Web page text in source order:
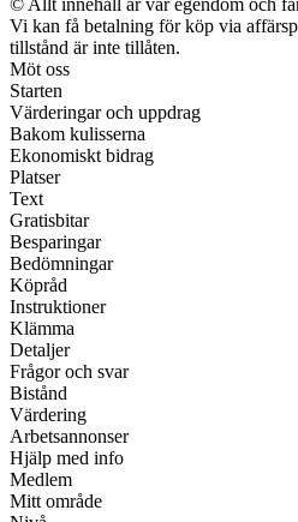
© Allt innehåll är vår egendom och
Vi kan få betalning för köp via
tillstånd är inte tillåten.
Möt oss
Starten
Värderingar och uppdrag
Bakom kulisserna
Ekonomiskt bidrag
Platser
Text
Gratisbitar
Besparingar
Bedömningar
Köpråd
Instruktioner
Klämma
Detaljer
Frågor och svar
Bistånd
Värdering
Arbetsannonser
Hjälp med info
Medlem
Mitt område